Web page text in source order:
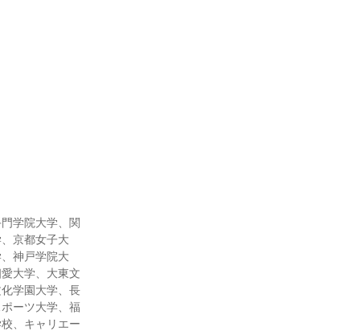
学院大学、関
京都女子大
神戸学院大
大学、大東文
学園大学、長
ーツ大学、福
、キャリエー